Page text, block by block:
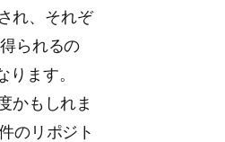
れ、それぞ
られるの
ます。
かもしれま
のリポジト